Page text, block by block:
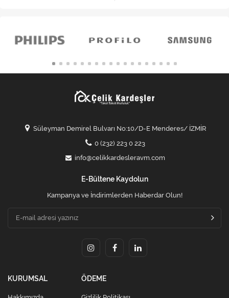
Süleyman Demirel Bulvarı No:10/D-E Menderes/ İZMİR
0 (232) 223 0 223
info@celikkardesleravm.com
E-Bültene Kaydolun
Kampanya ve İndirimlerden Haberdar Olun!
KURUMSAL ÖDEME